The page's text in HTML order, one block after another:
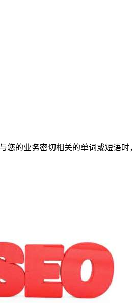
您的业务密切相关的单词或短语时